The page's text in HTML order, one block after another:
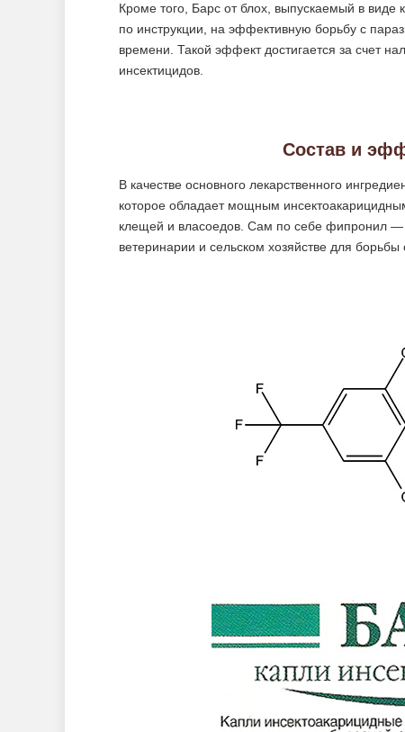
Кроме того, Барс от блох, выпускаемый в виде
по инструкции, на эффективную борьбу с
времени. Такой эффект достигается за счет
инсектицидов.
Состав и
В качестве основного лекарственного
которое обладает мощным
клещей и власоедов. Сам по себе фипронил —
ветеринарии и сельском хозяйстве для